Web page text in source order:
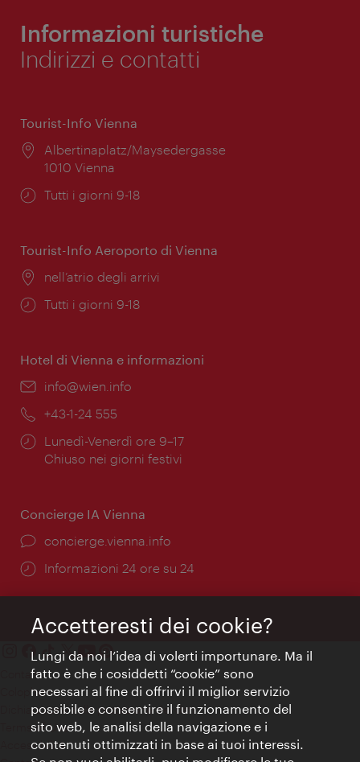
Informazioni turistiche
Indirizzi e contatti
Tourist-Info Vienna
Posizione:
Albertinaplatz/Maysedergasse
1010 Vienna
Orari
Tutti i giorni 9-18
Tourist-Info Aeroporto di Vienna
Posizione:
nell’atrio degli arrivi
Orari
Tutti i giorni 9-18
Hotel di Vienna e informazioni
Email:
info@wien.info
Telefono:
+43-1-24 555
Orari
di
Lunedì-Venerdì ore 9–17
Chiuso nei giorni festivi
Concierge IA Vienna
Ort:
concierge.vienna.info
Öffnungszeiten:
Informazioni 24 ore su 24
Contatti
Colophon
Dichiarazione sulla protezione dei dati
Terms of Use
Accessibilità
Accetteresti dei cookie?
Lungi da noi l’idea di volerti importunare. Ma il
fatto è che i cosiddetti “cookie” sono
necessari al fine di offrirvi il miglior servizio
possibile e consentire il funzionamento del
sito web, le analisi della navigazione e i
contenuti ottimizzati in base ai tuoi interessi.